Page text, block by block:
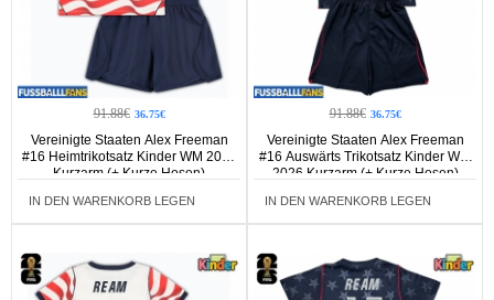
91.88€ 36.75€
Vereinigte Staaten Alex Freeman
#16 Heimtrikotsatz Kinder WM 2026
Kurzarm (+ Kurze Hosen)
IN DEN WARENKORB LEGEN
91.88€ 36.75€
Vereinigte Staaten Alex Freeman
#16 Auswärts Trikotsatz Kinder WM
2026 Kurzarm (+ Kurze Hosen)
IN DEN WARENKORB LEGEN